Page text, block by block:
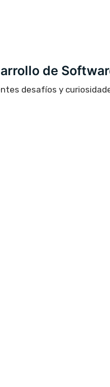
de
desafíos y